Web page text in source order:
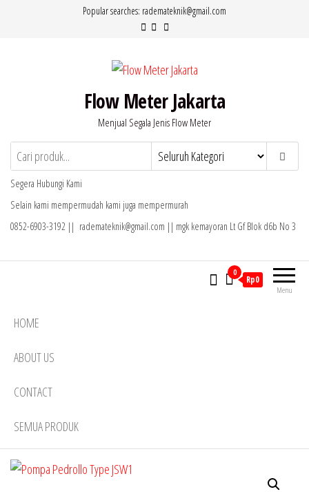
Popular searches: rademateknik@gmail.com
Flow Meter Jakarta
Menjual Segala Jenis Flow Meter
Segera Hubungi Kami
Selain kami mempermudah kami juga mempermurah
0852-6903-3192 || rademateknik@gmail.com || mgk kemayoran Lt Gf Blok d6b No 3
Menu
0
Rp0
HOME
ABOUT US
CONTACT
SEMUA PRODUK